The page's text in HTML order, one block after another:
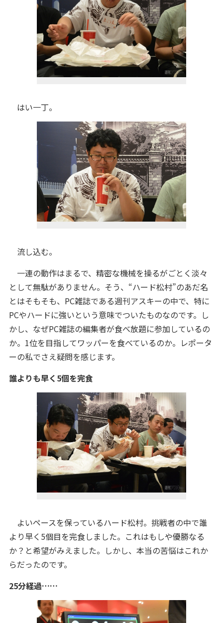
はい一丁。
流し込む。
一連の動作はまるで、精密な機械を操るがごとく淡々
として無駄がありません。そう、“ハード松村”のあだ名
とはそもそも、PC雑誌である週刊アスキーの中で、特に
PCやハードに強いという意味でついたものなのです。し
かし、なぜPC雑誌の編集者が食べ放題に参加しているの
か。1位を目指してワッパーを食べているのか。レポータ
ーの私でさえ疑問を感じます。
誰よりも早く5個を完食
よいペースを保っているハード松村。挑戦者の中で誰
より早く5個目を完食しました。これはもしや優勝なる
か？と希望がみえました。しかし、本当の苦悩はこれか
らだったのです。
25分経過……